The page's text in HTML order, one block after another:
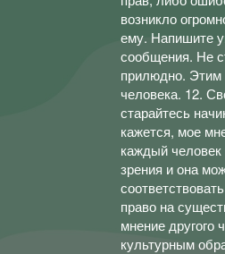
возникло
ему. Напишите
сообщения. Не
прилюдно. Этим
человека. 12.
старайтесь
кажется, мое
каждый
зрения и она
право на
мнение другого
культурным